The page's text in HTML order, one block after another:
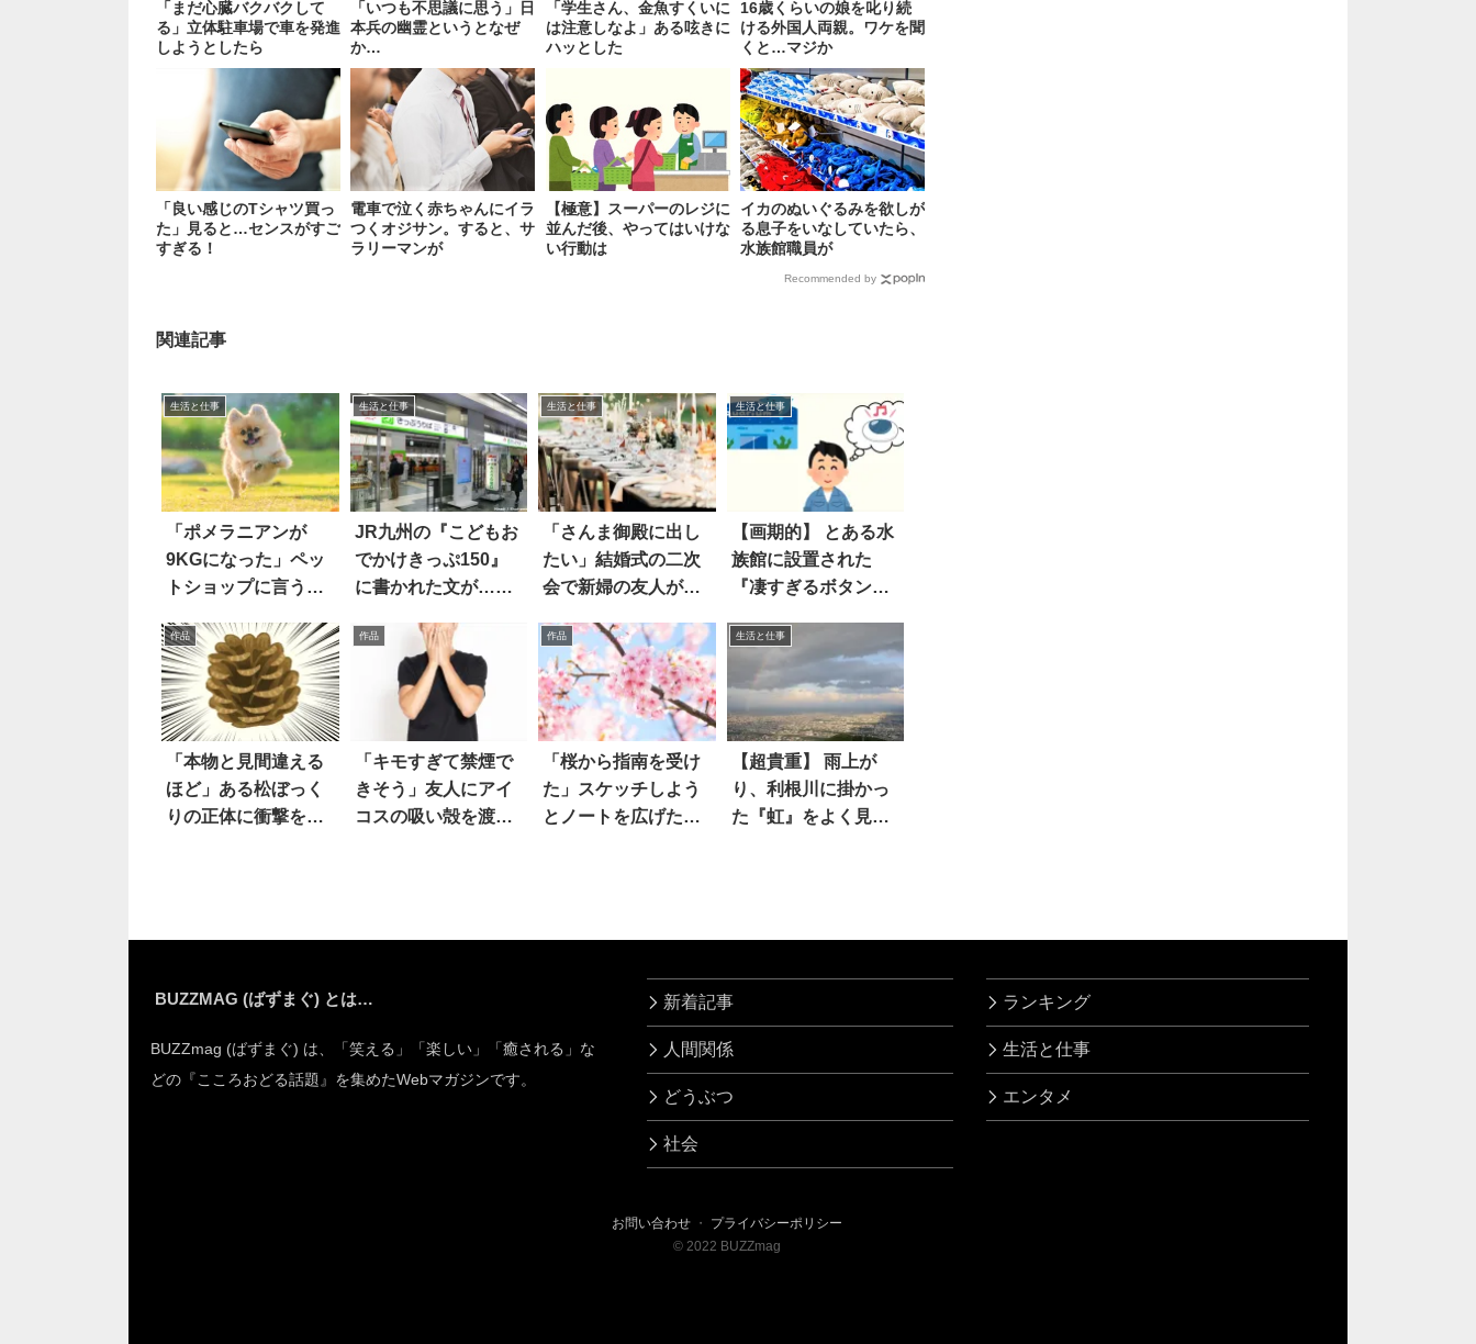
「まだ心臓バクバクして
る」立体駐車場で車を発進
しようとしたら
「いつも不思議に思う」日
本兵の幽霊というとなぜ
か…
「学生さん、金魚すくいに
は注意しなよ」ある呟きに
ハッとした
16歳くらいの娘を叱り続
ける外国人両親。ワケを聞
くと…マジか
「良い感じのTシャツ買っ
た」見ると…センスがすご
すぎる！
電車で泣く赤ちゃんにイラ
つくオジサン。すると、サ
ラリーマンが
【極意】スーパーのレジに
並んだ後、やってはいけな
い行動は
イカのぬいぐるみを欲しが
る息子をいなしていたら、
水族館職員が
Recommended by
関連記事
生活と仕事
「ポメラニアンが
9KGになった」ペッ
トショップに言う
生活と仕事
JR九州の『こどもお
でかけきっぷ150』
に書かれた文が…最
生活と仕事
「さんま御殿に出し
たい」結婚式の二次
会で新婦の友人が…
生活と仕事
【画期的】 とある水
族館に設置された
『凄すぎるボタン』
作品
「本物と見間違える
ほど」ある松ぼっく
りの正体に衝撃を受
作品
「キモすぎて禁煙で
きそう」友人にアイ
コスの吸い殻を渡し
作品
「桜から指南を受け
た」スケッチしよう
とノートを広げた
生活と仕事
【超貴重】 雨上が
り、利根川に掛かっ
た『虹』をよく見た
BUZZMAG (ばずまぐ) とは…
BUZZmag (ばずまぐ) は、「笑える」「楽しい」「癒される」な
どの『こころおどる話題』を集めたWebマガジンです。
新着記事
人間関係
どうぶつ
社会
ランキング
生活と仕事
エンタメ
お問い合わせ ・ プライバシーポリシー
© 2022 BUZZmag